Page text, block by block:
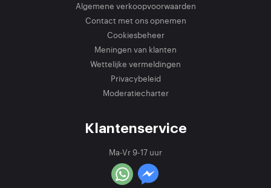
Algemene verkoopvoorwaarden
Contact met ons opnemen
Cookiesbeheer
Meningen van klanten
Wettelijke vermeldingen
Privacybeleid
Moderatiecharter
Klantenservice
Ma-Vr 9-17 uur